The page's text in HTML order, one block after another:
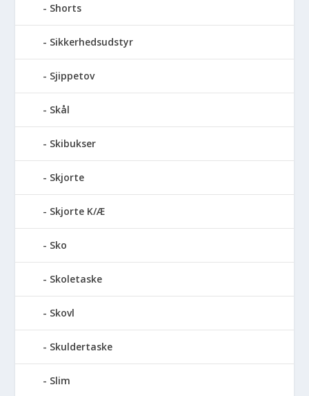
Shorts
Sikkerhedsudstyr
Sjippetov
Skål
Skibukser
Skjorte
Skjorte K/Æ
Sko
Skoletaske
Skovl
Skuldertaske
Slim